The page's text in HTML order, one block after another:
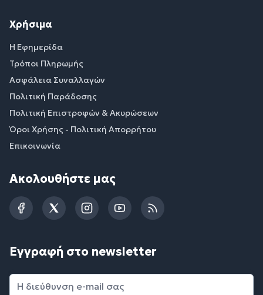
Χρήσιμα
Η Εφημερίδα
Τρόποι Πληρωμής
Ασφάλεια Συναλλαγών
Πολιτική Παράδοσης
Πολιτική Επιστροφών & Ακυρώσεων
Όροι Χρήσης - Πολιτική Απορρήτου
Επικοινωνία
Ακολουθήστε μας
FacebookTwitterInstagramYouTubeRSS
Εγγραφή στο newsletter